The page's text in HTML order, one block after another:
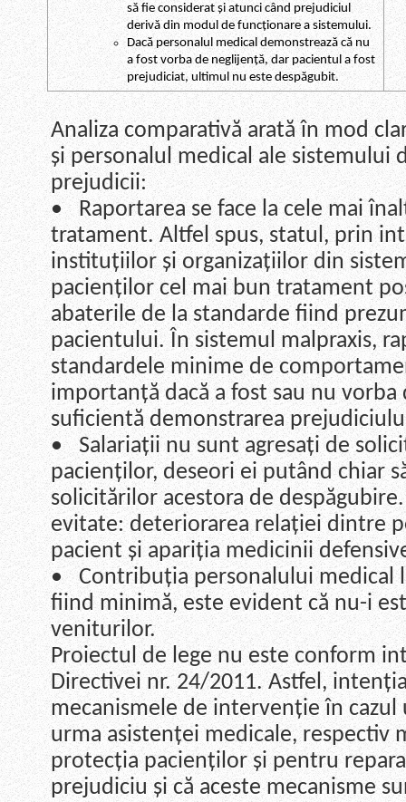
să fie considerat și atunci când prejudiciul
derivă din modul de funcționare a sistemului.
Dacă personalul medical demonstrează că nu
a fost vorba de neglijență, dar pacientul a fost
prejudiciat, ultimul nu este despăgubit.
Analiza comparativă arată în mod
și personalul medical ale sistemului
prejudicii:
• Raportarea se face la cele mai
tratament. Altfel spus, statul, prin
instituțiilor și organizațiilor din
pacienților cel mai bun tratament
abaterile de la standarde fiind
pacientului. În sistemul malpraxis,
standardele minime de
importanță dacă a fost sau nu
suficientă demonstrarea
• Salariații nu sunt agresați de
pacienților, deseori ei putând chiar
solicitărilor acestora de
evitate: deteriorarea relației dintre
pacient și apariția medicinii
• Contribuția personalului medical
fiind minimă, este evident că nu-i
veniturilor.
Proiectul de lege nu este conform
Directivei nr. 24/2011. Astfel,
mecanismele de intervenție în
urma asistenței medicale, respectiv
protecția pacienților și pentru
prejudiciu și că aceste mecanisme